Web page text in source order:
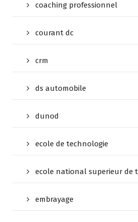
coaching professionnel
courant dc
crm
ds automobile
dunod
ecole de technologie
ecole national superieur de
embrayage